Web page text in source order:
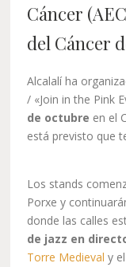
Cáncer
del Cáncer
Alcalalí ha
/ «Join in the Pink
de octubre en el
está previsto que
Los stands
Porxe y
donde las calles
de jazz en
Torre Medieval y el